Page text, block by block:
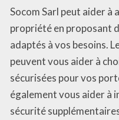
Socom Sarl peut aider
propriété en proposant
adaptés à vos besoins.
peuvent vous aider à
sécurisées pour vos
également vous aider à
sécurité